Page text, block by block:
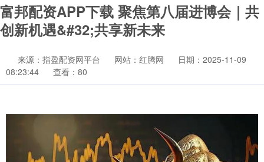
富邦配资APP下载 聚焦第八届进博会｜共
创新机遇&#32;共享新未来
来源：指盈配资网平台 网站：红腾网
日期：2025-11-09
08:23:44
查看：80